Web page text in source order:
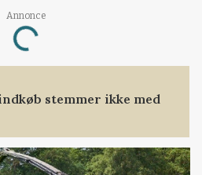
Annonce
Loading...
stemmer ikke med